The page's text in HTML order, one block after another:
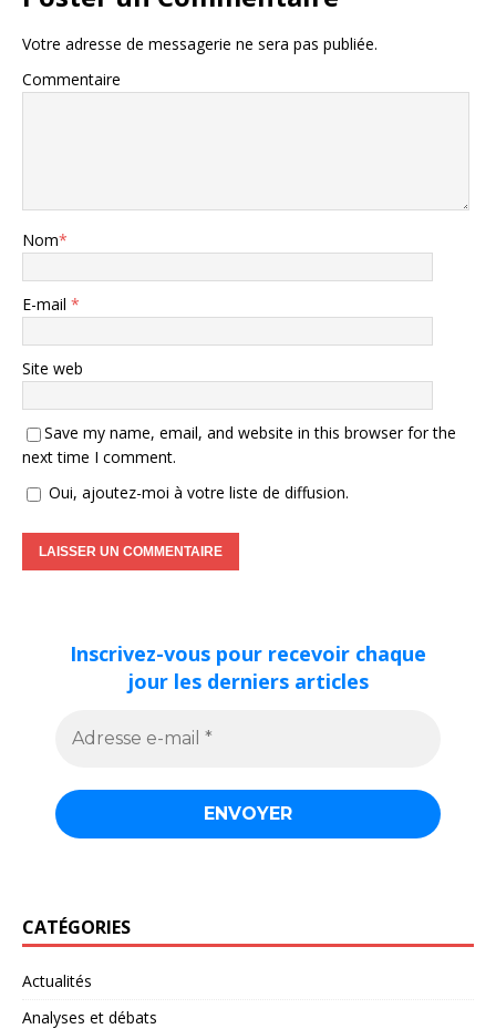
Votre adresse de messagerie ne sera pas publiée.
Commentaire
Nom*
E-mail *
Site web
Save my name, email, and website in this browser for the
next time I comment.
Oui, ajoutez-moi à votre liste de diffusion.
Inscrivez-vous pour recevoir chaque
jour les derniers articles
CATÉGORIES
Actualités
Analyses et débats